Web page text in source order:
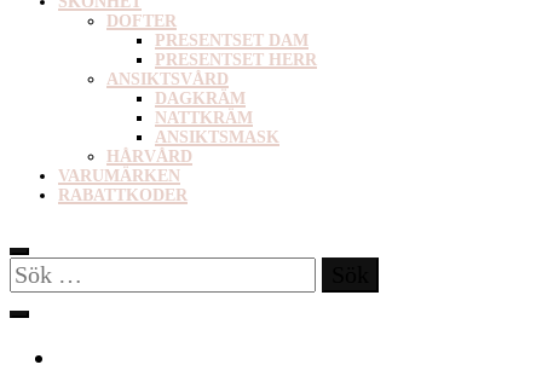
DOFTER
PRESENTSET DAM
PRESENTSET HERR
ANSIKTSVÅRD
DAGKRÄM
NATTKRÄM
ANSIKTSMASK
HÅRVÅRD
VARUMÄRKEN
RABATTKODER
Sök
efter: